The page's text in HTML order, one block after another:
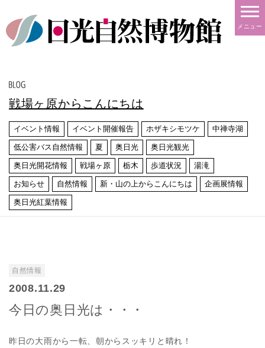
メニュー
戦場ヶ原からこんにちは
イベント情報 イベント開催報告 ホザキシモツケ 中禅寺湖
低公害バス自然情報 夏 奥日光 奥日光観光
奥日光開花情報 戦場ヶ原 栃木 歩道状況 湯滝
お知らせ 自然情報 新・山の上からこんにちは 企画展情報
奥日光紅葉情報
自然情報
2008.11.29
今日の奥日光は・・・
昨日の大雨から一転、朝からスッキリと晴れ！